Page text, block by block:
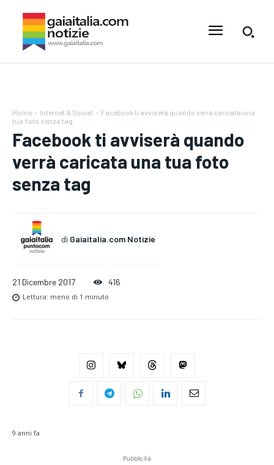
Home Internet & Social
Facebook ti avviserà quando verrà caricata una
tua foto senza tag
Facebook ti avviserà quando
verrà caricata una tua foto
senza tag
di Gaiaitalia.com Notizie
21 Dicembre 2017 416
Lettura: meno di 1 minuto
9 anni fa
Pubblicità